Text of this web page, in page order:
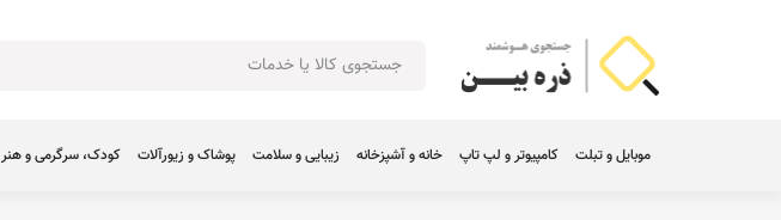
موبایل و تبلت کامپیوتر و لپ تاپ خانه و آشپزخانه زیبایی و سلامت پوشاک و زیورآلات کودک، سرگرمی و هنر